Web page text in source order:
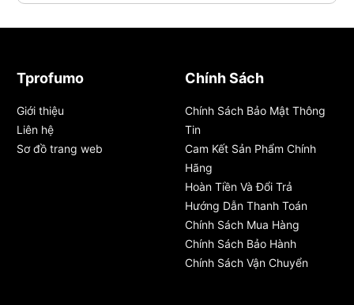
Tprofumo
Giới thiệu
Liên hệ
Sơ đồ trang web
Chính Sách
Chính Sách Bảo Mật Thông
Tin
Cam Kết Sản Phẩm Chính
Hãng
Hoàn Tiền Và Đổi Trả
Hướng Dẫn Thanh Toán
Chính Sách Mua Hàng
Chính Sách Bảo Hành
Chính Sách Vận Chuyển